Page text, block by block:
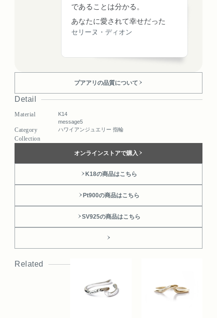
であることは分かる。
あなたに愛されて幸せだった
セリーヌ・ディオン
プアアリの品質について
Detail
Material
K14
message5
Category ハワイアンジュエリー 指輪
Collection
オンラインストアで購入
K18の商品はこちら
Pt900の商品はこちら
SV925の商品はこちら
Related